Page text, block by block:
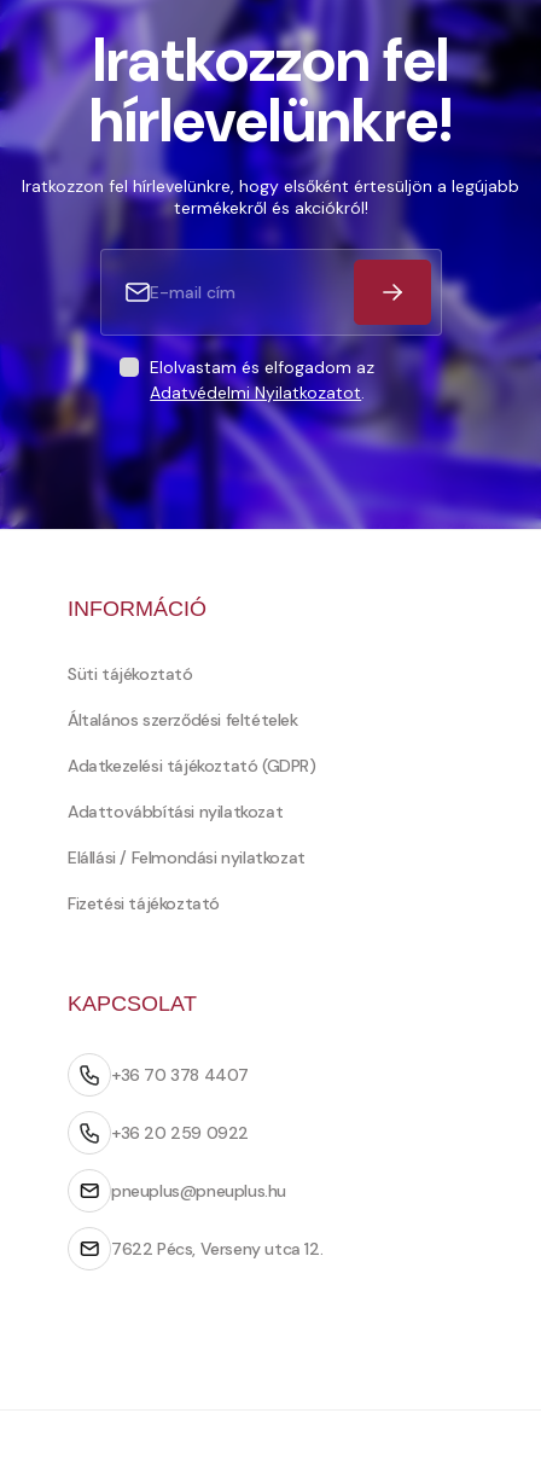
Iratkozzon fel
hírlevelünkre!
Iratkozzon fel hírlevelünkre, hogy elsőként értesüljön a legújabb
termékekről és akciókról!
Elolvastam és elfogadom az
Adatvédelmi Nyilatkozatot.
INFORMÁCIÓ
Süti tájékoztató
Általános szerződési feltételek
Adatkezelési tájékoztató (GDPR)
Adattovábbítási nyilatkozat
Elállási / Felmondási nyilatkozat
Fizetési tájékoztató
KAPCSOLAT
+36 70 378 4407
+36 20 259 0922
pneuplus@pneuplus.hu
7622 Pécs, Verseny utca 12.